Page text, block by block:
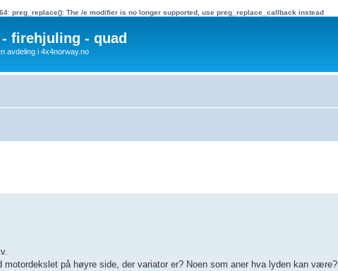
: preg_replace(): The /e modifier is no longer supported, use preg_replace_callback instead
firehjuling - quad
avdeling i 4x4norway.no
på høyre side, der variator er? Noen som aner hva lyden kan være?